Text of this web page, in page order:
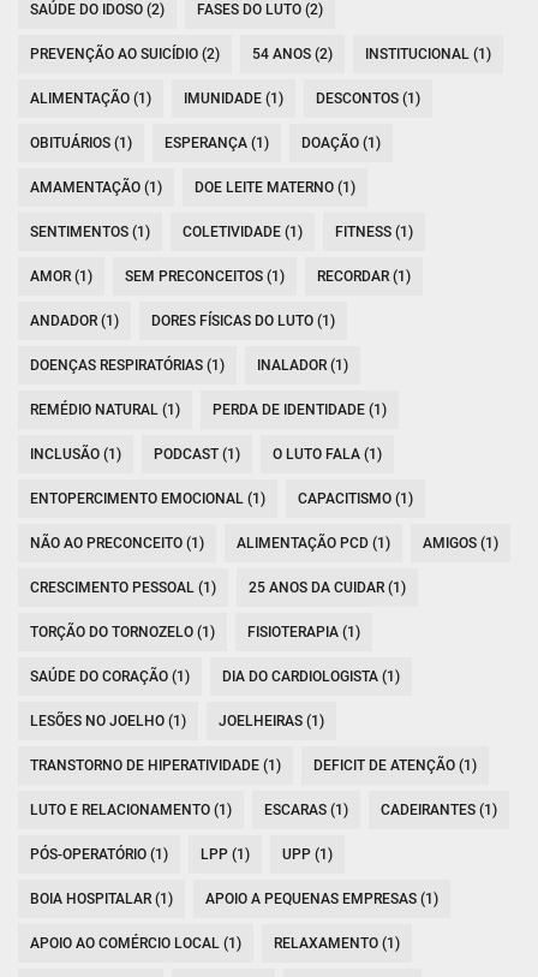
SAÚDE DO IDOSO (2) FASES DO LUTO (2)
PREVENÇÃO AO SUICÍDIO (2) 54 ANOS (2) INSTITUCIONAL (1)
ALIMENTAÇÃO (1) IMUNIDADE (1) DESCONTOS (1)
OBITUÁRIOS (1) ESPERANÇA (1) DOAÇÃO (1)
AMAMENTAÇÃO (1) DOE LEITE MATERNO (1)
SENTIMENTOS (1) COLETIVIDADE (1) FITNESS (1)
AMOR (1) SEM PRECONCEITOS (1) RECORDAR (1)
ANDADOR (1) DORES FÍSICAS DO LUTO (1)
DOENÇAS RESPIRATÓRIAS (1) INALADOR (1)
REMÉDIO NATURAL (1) PERDA DE IDENTIDADE (1)
INCLUSÃO (1) PODCAST (1) O LUTO FALA (1)
ENTOPERCIMENTO EMOCIONAL (1) CAPACITISMO (1)
NÃO AO PRECONCEITO (1) ALIMENTAÇÃO PCD (1) AMIGOS (1)
CRESCIMENTO PESSOAL (1) 25 ANOS DA CUIDAR (1)
TORÇÃO DO TORNOZELO (1) FISIOTERAPIA (1)
SAÚDE DO CORAÇÃO (1) DIA DO CARDIOLOGISTA (1)
LESÕES NO JOELHO (1) JOELHEIRAS (1)
TRANSTORNO DE HIPERATIVIDADE (1) DEFICIT DE ATENÇÃO (1)
LUTO E RELACIONAMENTO (1) ESCARAS (1) CADEIRANTES (1)
PÓS-OPERATÓRIO (1) LPP (1) UPP (1)
BOIA HOSPITALAR (1) APOIO A PEQUENAS EMPRESAS (1)
APOIO AO COMÉRCIO LOCAL (1) RELAXAMENTO (1)